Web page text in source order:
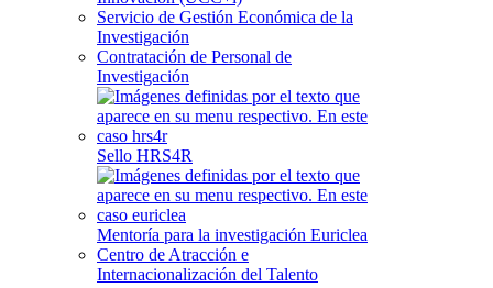
Servicio de Gestión Económica de la
Investigación
Contratación de Personal de
Investigación
Sello HRS4R
Mentoría para la investigación Euriclea
Centro de Atracción e
Internacionalización del Talento